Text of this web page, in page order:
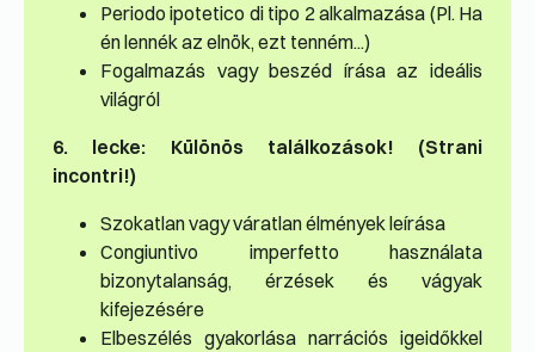
Periodo ipotetico di tipo 2 alkalmazása (Pl. Ha
én lennék az elnök, ezt tenném...)
Fogalmazás vagy beszéd írása az ideális
világról
6. lecke: Különös találkozások! (Strani
incontri!)
Szokatlan vagy váratlan élmények leírása
Congiuntivo imperfetto használata
bizonytalanság, érzések és vágyak
kifejezésére
Elbeszélés gyakorlása narrációs igeidőkkel